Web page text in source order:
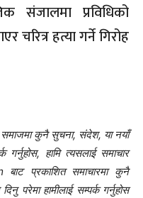
संजालमा प्रविधिको
चरित्र हत्या गर्ने गिरोह
कुनै सुचना, संदेश, या नयाँ
हामि त्यसलाई समाचार
प्रकाशित समाचारमा कुनै
परेमा हामीलाई सम्पर्क गर्नुहोस